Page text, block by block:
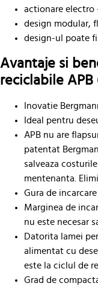
actionare electro
design modular,
design-ul poate
Avantaje si
reciclabile APB
Inovatie
Ideal pentru
APB nu are
patentat
salveaza
mentenanta.
Gura de
Marginea de
nu este necesar
Datorita lamei
alimentat cu
este la ciclul de
Grad de